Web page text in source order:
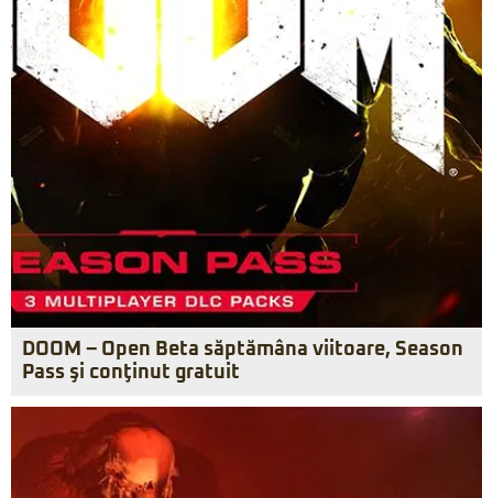
DOOM – Open Beta săptămâna viitoare, Season
Pass şi conţinut gratuit